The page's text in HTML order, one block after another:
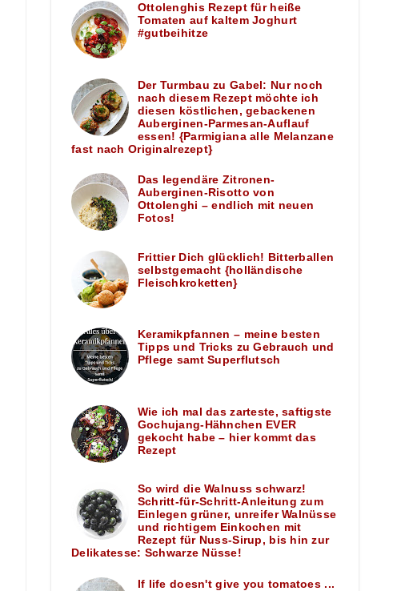
Ottolenghis Rezept für heiße
Tomaten auf kaltem Joghurt
#gutbeihitze
Der Turmbau zu Gabel: Nur noch
nach diesem Rezept möchte ich
diesen köstlichen, gebackenen
Auberginen-Parmesan-Auflauf
essen! {Parmigiana alle Melanzane
fast nach Originalrezept}
Das legendäre Zitronen-
Auberginen-Risotto von
Ottolenghi – endlich mit neuen
Fotos!
Frittier Dich glücklich! Bitterballen
selbstgemacht {holländische
Fleischkroketten}
Keramikpfannen – meine besten
Tipps und Tricks zu Gebrauch und
Pflege samt Superflutsch
Wie ich mal das zarteste, saftigste
Gochujang-Hähnchen EVER
gekocht habe – hier kommt das
Rezept
So wird die Walnuss schwarz!
Schritt-für-Schritt-Anleitung zum
Einlegen grüner, unreifer Walnüsse
und richtigem Einkochen mit
Rezept für Nuss-Sirup, bis hin zur
Delikatesse: Schwarze Nüsse!
If life doesn't give you tomatoes ...